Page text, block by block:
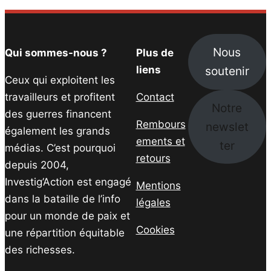
Qui sommes-nous ?
Ceux qui exploitent les
travailleurs et profitent
des guerres financent
également les grands
médias. C’est pourquoi
depuis 2004,
Investig’Action est engagé
dans la bataille de l’info
pour un monde de paix et
une répartition équitable
des richesses.
Plus de
liens
Contact
Rembours
ements et
retours
Mentions
légales
Cookies
Nous
soutenir
Notre
newslet
ter